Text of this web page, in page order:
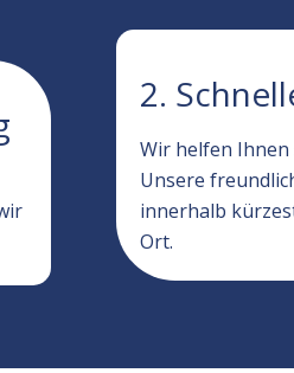
2.
Wir helfen Ihnen
Unsere
innerhalb
Ort.